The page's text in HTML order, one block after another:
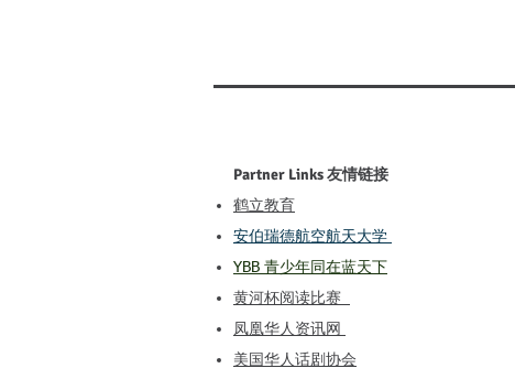
Partner Links 友情链接​​
鹤立教育
安伯瑞德航空航天大学
YBB 青少年同在蓝天下
黄河杯阅读比赛
凤凰华人资讯网
​​美国华人话剧协会